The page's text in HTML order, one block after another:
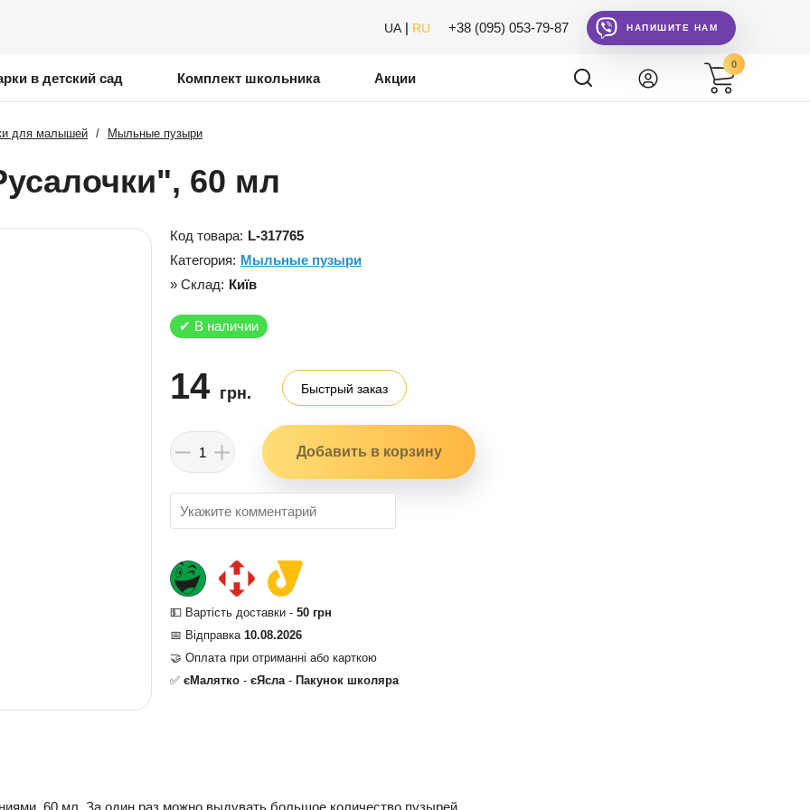
UA | RU +38 (095) 053-79-87 НАПИШИТЕ НАМ
в детский сад Комплект школьника Акции
0
для малышей / Мыльные пузыри
60 мл
Код товара: L-317765
Категория: Мыльные пузыри
» Склад: Київ
✔ В наличии
14 грн. Быстрый заказ
💵 Вартість доставки - 50 грн
📅 Відправка 10.08.2026
🤝 Оплата при отриманні або карткою
✅ єМалятко - єЯсла- Пакунок школяра
60 мл. За один раз можно выдувать большое количество пузырей.